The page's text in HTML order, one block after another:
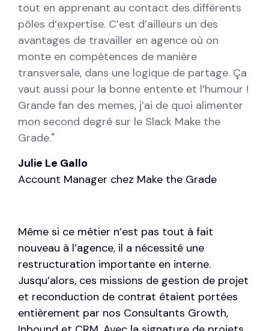
tout en apprenant au contact des différents
pôles d’expertise. C’est d’ailleurs un des
avantages de travailler en agence où on
monte en compétences de manière
transversale, dans une logique de partage. Ça
vaut aussi pour la bonne entente et l’humour !
Grande fan des memes, j’ai de quoi alimenter
mon second degré sur le Slack Make the
Grade."
Julie Le Gallo
Account Manager chez Make the Grade
Même si ce métier n’est pas tout à fait
nouveau à l’agence, il a nécessité une
restructuration importante en interne.
Jusqu’alors, ces missions de gestion de projet
et reconduction de contrat étaient portées
entièrement par nos Consultants Growth,